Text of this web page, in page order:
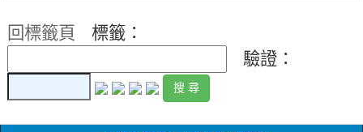
回標籤頁
標籤：
驗證：